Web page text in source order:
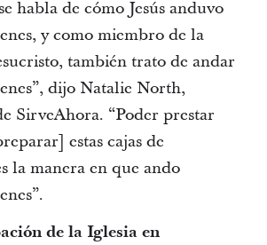
habla de cómo Jesús anduvo
y como miembro de la
también trato de andar
dijo Natalie North,
SirveAhora. “Poder prestar
estas cajas de
la manera en que ando
de la Iglesia en